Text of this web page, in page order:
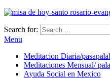
Search for:
Menu
Meditacion Diaria/
Meditaciones Mensual/
Ayuda Social en Mexico